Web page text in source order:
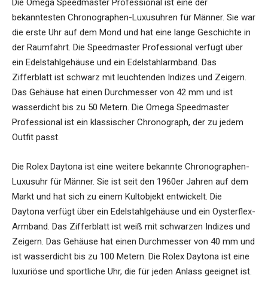
Die Omega Speedmaster Professional ist eine der
bekanntesten Chronographen-Luxusuhren für Männer. Sie war
die erste Uhr auf dem Mond und hat eine lange Geschichte in
der Raumfahrt. Die Speedmaster Professional verfügt über
ein Edelstahlgehäuse und ein Edelstahlarmband. Das
Zifferblatt ist schwarz mit leuchtenden Indizes und Zeigern.
Das Gehäuse hat einen Durchmesser von 42 mm und ist
wasserdicht bis zu 50 Metern. Die Omega Speedmaster
Professional ist ein klassischer Chronograph, der zu jedem
Outfit passt.
Die Rolex Daytona ist eine weitere bekannte Chronographen-
Luxusuhr für Männer. Sie ist seit den 1960er Jahren auf dem
Markt und hat sich zu einem Kultobjekt entwickelt. Die
Daytona verfügt über ein Edelstahlgehäuse und ein Oysterflex-
Armband. Das Zifferblatt ist weiß mit schwarzen Indizes und
Zeigern. Das Gehäuse hat einen Durchmesser von 40 mm und
ist wasserdicht bis zu 100 Metern. Die Rolex Daytona ist eine
luxuriöse und sportliche Uhr, die für jeden Anlass geeignet ist.